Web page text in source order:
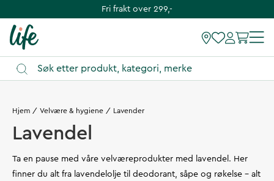
Fri frakt over 299,-
Hjem Velvære & hygiene Lavender
Lavendel
Ta en pause med våre velværeprodukter med lavendel. Her
finner du alt fra lavendelolje til deodorant, såpe og røkelse - alt